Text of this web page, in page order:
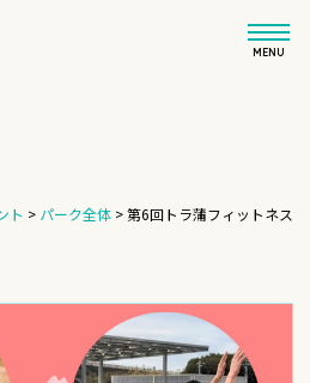
MENU
ト > パーク全体 >第6回トラ蒲フィットネス